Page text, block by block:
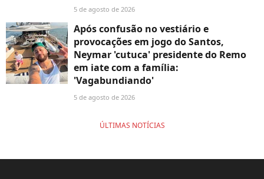
5 de agosto de 2026
Após confusão no vestiário e
provocações em jogo do Santos,
Neymar 'cutuca' presidente do Remo
em iate com a família:
'Vagabundiando'
5 de agosto de 2026
ÚLTIMAS NOTÍCIAS